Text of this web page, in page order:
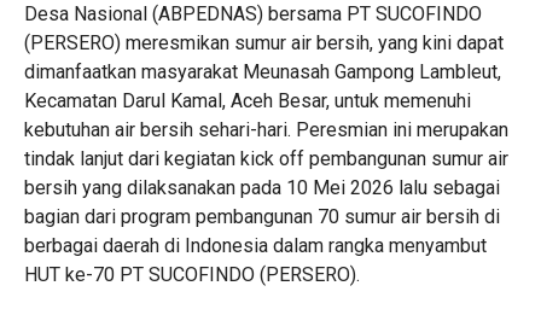
Desa Nasional (ABPEDNAS) bersama PT SUCOFINDO
(PERSERO) meresmikan sumur air bersih, yang kini dapat
dimanfaatkan masyarakat Meunasah Gampong Lambleut,
Kecamatan Darul Kamal, Aceh Besar, untuk memenuhi
kebutuhan air bersih sehari-hari. Peresmian ini merupakan
tindak lanjut dari kegiatan kick off pembangunan sumur air
bersih yang dilaksanakan pada 10 Mei 2026 lalu sebagai
bagian dari program pembangunan 70 sumur air bersih di
berbagai daerah di Indonesia dalam rangka menyambut
HUT ke-70 PT SUCOFINDO (PERSERO).